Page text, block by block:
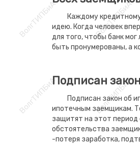
Каждому
идею. Когда человек
для того, чтобы банк
быть пронумерованы, а
Подписан
Подписан закон об
ипотечным заемщикам.
защитят на этот
обстоятельства
-потеря заработка,